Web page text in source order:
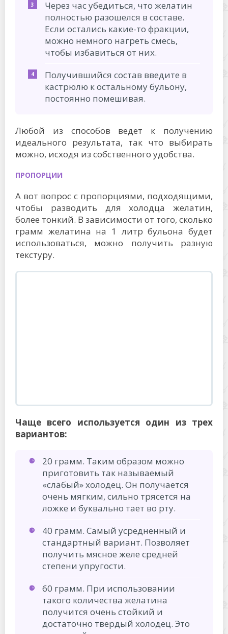
Через час убедиться, что желатин
полностью разошелся в составе.
Если остались какие-то фракции,
можно немного нагреть смесь,
чтобы избавиться от них.
Получившийся состав введите в
кастрюлю к остальному бульону,
постоянно помешивая.
Любой из способов ведет к получению
идеального результата, так что выбирать
можно, исходя из собственного удобства.
ПРОПОРЦИИ
А вот вопрос с пропорциями, подходящими,
чтобы разводить для холодца желатин,
более тонкий. В зависимости от того, сколько
грамм желатина на 1 литр бульона будет
использоваться, можно получить разную
текстуру.
Чаще всего используется один из трех
вариантов:
20 грамм. Таким образом можно
приготовить так называемый
«слабый» холодец. Он получается
очень мягким, сильно трясется на
ложке и буквально тает во рту.
40 грамм. Самый усредненный и
стандартный вариант. Позволяет
получить мясное желе средней
степени упругости.
60 грамм. При использовании
такого количества желатина
получится очень стойкий и
достаточно твердый холодец. Это